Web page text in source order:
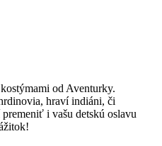
od Aventurky.
hraví indiáni, či
i vašu detskú oslavu